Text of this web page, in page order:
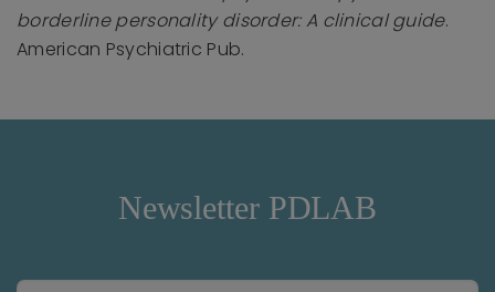
borderline personality disorder: A clinical guide.
American Psychiatric Pub.
Newsletter PDLAB